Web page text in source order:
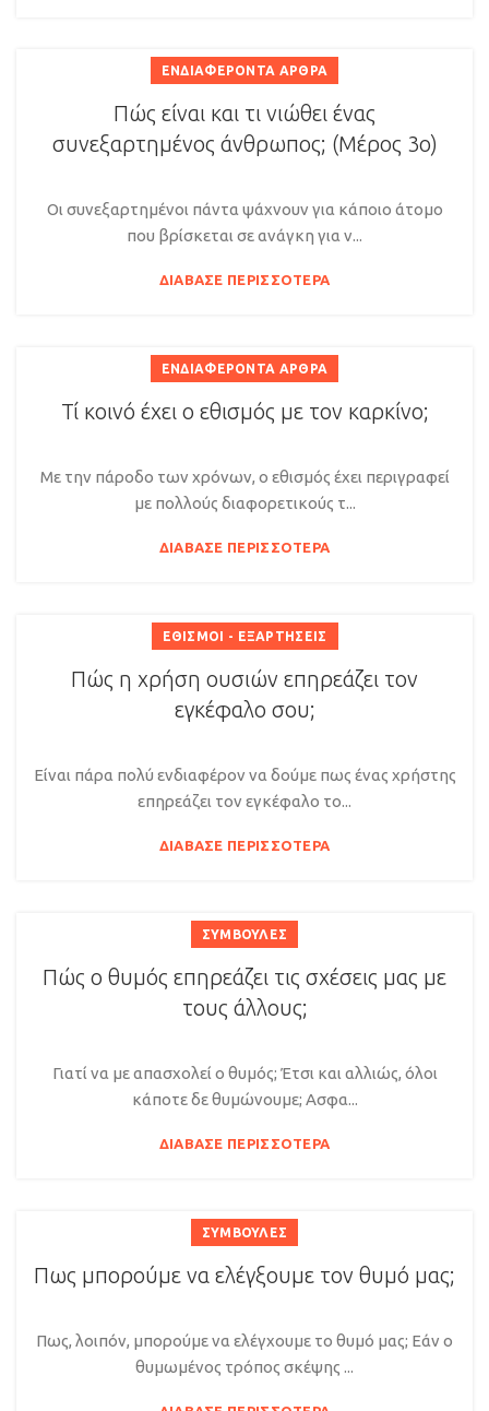
ΕΝΔΙΑΦΈΡΟΝΤΑ ΆΡΘΡΑ
Πώς είναι και τι νιώθει ένας
συνεξαρτημένος άνθρωπος; (Μέρος 3ο)
Οι συνεξαρτημένοι πάντα ψάχνουν για κάποιο άτομο
που βρίσκεται σε ανάγκη για ν...
ΔΙΆΒΑΣΕ ΠΕΡΙΣΣΌΤΕΡΑ
ΕΝΔΙΑΦΈΡΟΝΤΑ ΆΡΘΡΑ
Τί κοινό έχει ο εθισμός με τον καρκίνο;
Με την πάροδο των χρόνων, ο εθισμός έχει περιγραφεί
με πολλούς διαφορετικούς τ...
ΔΙΆΒΑΣΕ ΠΕΡΙΣΣΌΤΕΡΑ
ΕΘΙΣΜΟΊ - ΕΞΑΡΤΉΣΕΙΣ
Πώς η χρήση ουσιών επηρεάζει τον
εγκέφαλο σου;
Είναι πάρα πολύ ενδιαφέρον να δούμε πως ένας χρήστης
επηρεάζει τον εγκέφαλο το...
ΔΙΆΒΑΣΕ ΠΕΡΙΣΣΌΤΕΡΑ
ΣΥΜΒΟΥΛΈΣ
Πώς ο θυμός επηρεάζει τις σχέσεις μας με
τους άλλους;
Γιατί να με απασχολεί ο θυμός; Έτσι και αλλιώς, όλοι
κάποτε δε θυμώνουμε; Ασφα...
ΔΙΆΒΑΣΕ ΠΕΡΙΣΣΌΤΕΡΑ
ΣΥΜΒΟΥΛΈΣ
Πως μπορούμε να ελέγξουμε τον θυμό μας;
Πως, λοιπόν, μπορούμε να ελέγχουμε το θυμό μας; Εάν ο
θυμωμένος τρόπος σκέψης ...